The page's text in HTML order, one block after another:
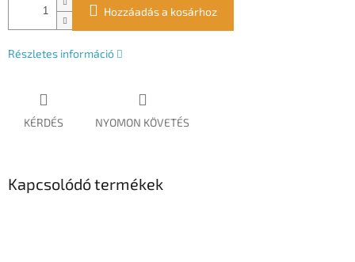
Hozzáadás a kosárhoz
Részletes információ
KÉRDÉS NYOMON KÖVETÉS
Kapcsolódó termékek